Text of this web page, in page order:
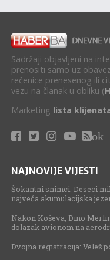
Sadržaji objavljeni na
prenositi samo uz
rečenice prenesenog ili
vezu na članak u obliku (
Marketing lista
ok
NAJNOVIJE VIJESTI
Šokantni snimci: Deseci
najveća akumulacijska
Nakon Koševa, Dino
dolazak avionom na
Dvojna registracija: Velež